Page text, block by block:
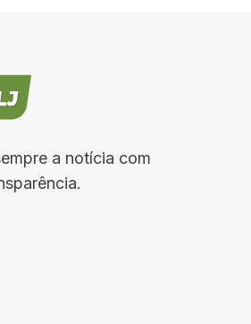
a notícia com